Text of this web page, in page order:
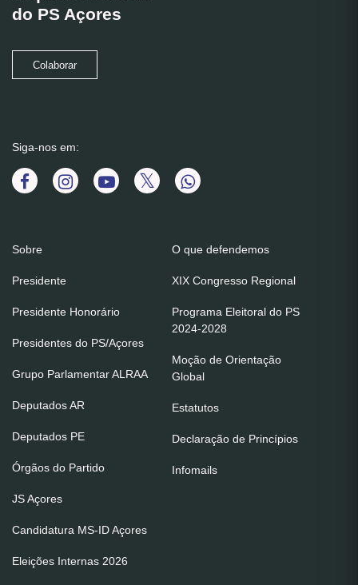
do PS Açores
Colaborar
Siga-nos em:
Sobre
Presidente
Presidente Honorário
Presidentes do PS/Açores
Grupo Parlamentar ALRAA
Deputados AR
Deputados PE
Órgãos do Partido
JS Açores
Candidatura MS-ID Açores
Eleições Internas 2026
O que defendemos
XIX Congresso Regional
Programa Eleitoral do PS
2024-2028
Moção de Orientação
Global
Estatutos
Declaração de Princípios
Infomails